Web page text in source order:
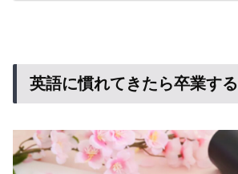
英語に慣れてきたら卒業する